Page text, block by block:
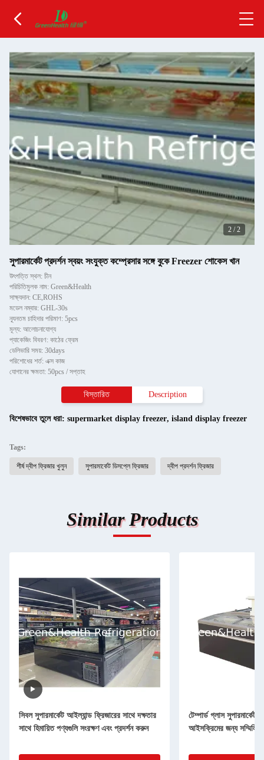
2 /2
সুপারমার্কেট প্রদর্শন স্বয়ং সংযুক্ত কম্প্রেসার সঙ্গে বুকে Freezer শোকেস খান
উৎপত্তি স্থল: চীন
পরিচিতিমুলক নাম: Green&Health
সাক্ষ্যদান: CE,ROHS
মডেল নম্বার: GHL-30s
ন্যূনতম চাহিদার পরিমাণ: 5pcs
মূল্য: আলোচনাযোগ্য
প্যাকেজিং বিবরণ: কাঠের ফ্রেম
ডেলিভারি সময়: 30days
পরিশোধের শর্ত: এক্স কাজ
যোগানের ক্ষমতা: 50pcs / সপ্তাহ
বিস্তারিত Description
বিশেষভাবে তুলে ধরা: supermarket display freezer, island display freezer
Tags:
শীর্ষ দ্বীপ ফ্রিজার খুলুন সুপারমার্কেট ডিসপ্লে ফ্রিজার দ্বীপ প্রদর্শন ফ্রিজার
Similar Products
সিবল সুপারমার্কেট আইল্যান্ড ফ্রিজারের সাথে দক্ষতার
সাথে হিমায়িত পণ্যগুলি সংরক্ষণ এবং প্রদর্শন করুন
টেম্পার্ড গ্লাস সুপারমার্কেট
আইসক্রিমের জন্য